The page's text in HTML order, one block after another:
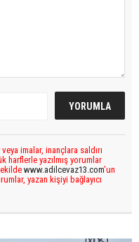
imalar, inançlara saldırı
harflerle yazılmış yorumlar
www.adilcevaz13.com’un
yazan kişiyi bağlayıcı